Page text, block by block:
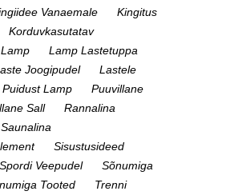
Vanaemale
Kingitus
Korduvkasutatav
Lamp
Lamp Lastetuppa
Joogipudel
Lastele
Puidust Lamp
Puuvillane
Sall
Rannalina
Saunalina
Sisustusideed
Spordi Veepudel
Sõnumiga
Tooted
Trenni